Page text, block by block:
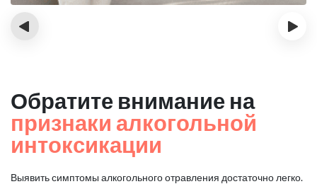
‹ ›
Обратите внимание на
признаки алкогольной
интоксикации
Выявить симптомы алкогольного отравления достаточно легко.